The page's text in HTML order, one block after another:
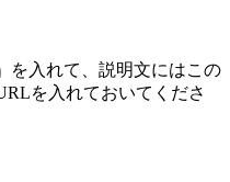
を入れて、説明文にはこの
を入れておいてくださ